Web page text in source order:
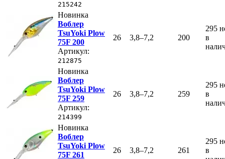
215242
Новинка
Воблер
TsuYoki Plow
75F 200
Артикул:
212875
26 3,8–7,2 200
295
в
Новинка
Воблер
TsuYoki Plow
75F 259
Артикул:
214399
26 3,8–7,2 259
295
в
Новинка
Воблер
TsuYoki Plow
75F 261
26 3,8–7,2 261
295
в